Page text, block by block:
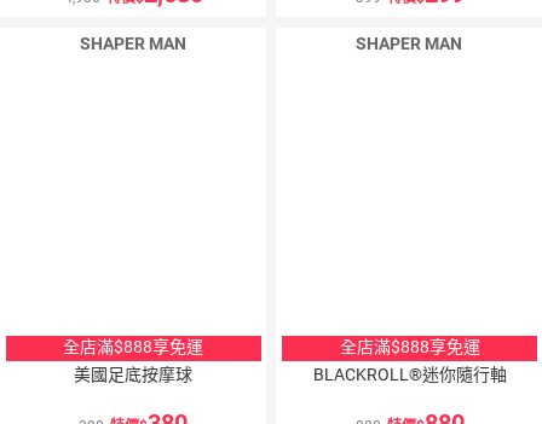
SHAPER MAN
全店滿$888享免運
美國足底按摩球
SHAPER MAN
全店滿$888享免運
BLACKROLL®迷你隨行軸